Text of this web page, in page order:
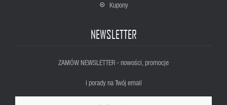
Kupony
NEWSLETTER
ZAMÓW NEWSLETTER - nowości, promocje
i porady na Twój email